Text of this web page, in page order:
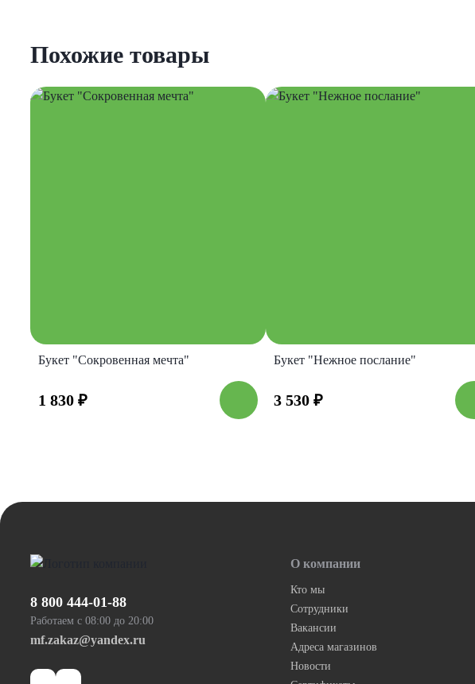
Похожие товары
Букет "Сокровенная мечта"
1 830 ₽
Букет "Нежное послание"
3 530 ₽
8 800 444-01-88
Работаем с 08:00 до 20:00
mf.zakaz@yandex.ru
О компании
Кто мы
Сотрудники
Вакансии
Адреса магазинов
Новости